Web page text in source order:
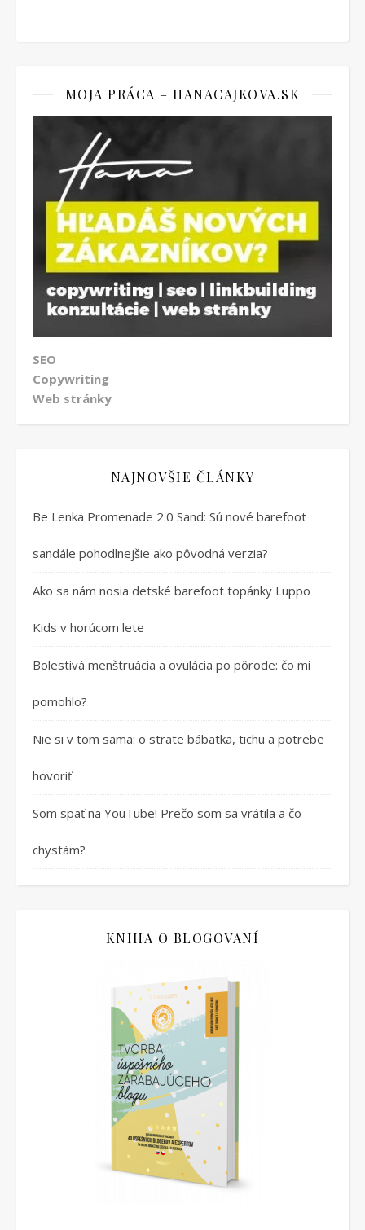
MOJA PRÁCA – HANACAJKOVA.SK
SEO
Copywriting
Web stránky
NAJNOVŠIE ČLÁNKY
Be Lenka Promenade 2.0 Sand: Sú nové barefoot
sandále pohodlnejšie ako pôvodná verzia?
Ako sa nám nosia detské barefoot topánky Luppo
Kids v horúcom lete
Bolestivá menštruácia a ovulácia po pôrode: čo mi
pomohlo?
Nie si v tom sama: o strate bábätka, tichu a potrebe
hovoriť
Som späť na YouTube! Prečo som sa vrátila a čo
chystám?
KNIHA O BLOGOVANÍ